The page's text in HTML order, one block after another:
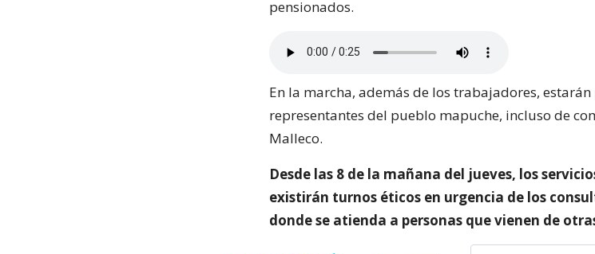
pensionados.
En la marcha, además de los trabajadores,
representantes del pueblo mapuche, incluso de
Malleco.
Desde las 8 de la mañana del jueves, los
existirán turnos éticos en urgencia de los
donde se atienda a personas que vienen de